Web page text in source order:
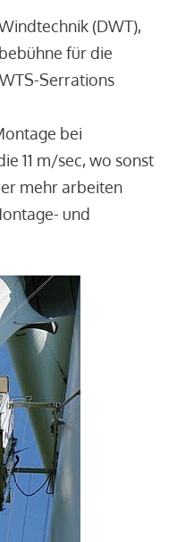
(DWT),
für die
Serrations
bei
11 m/sec, wo sonst
mehr arbeiten
und